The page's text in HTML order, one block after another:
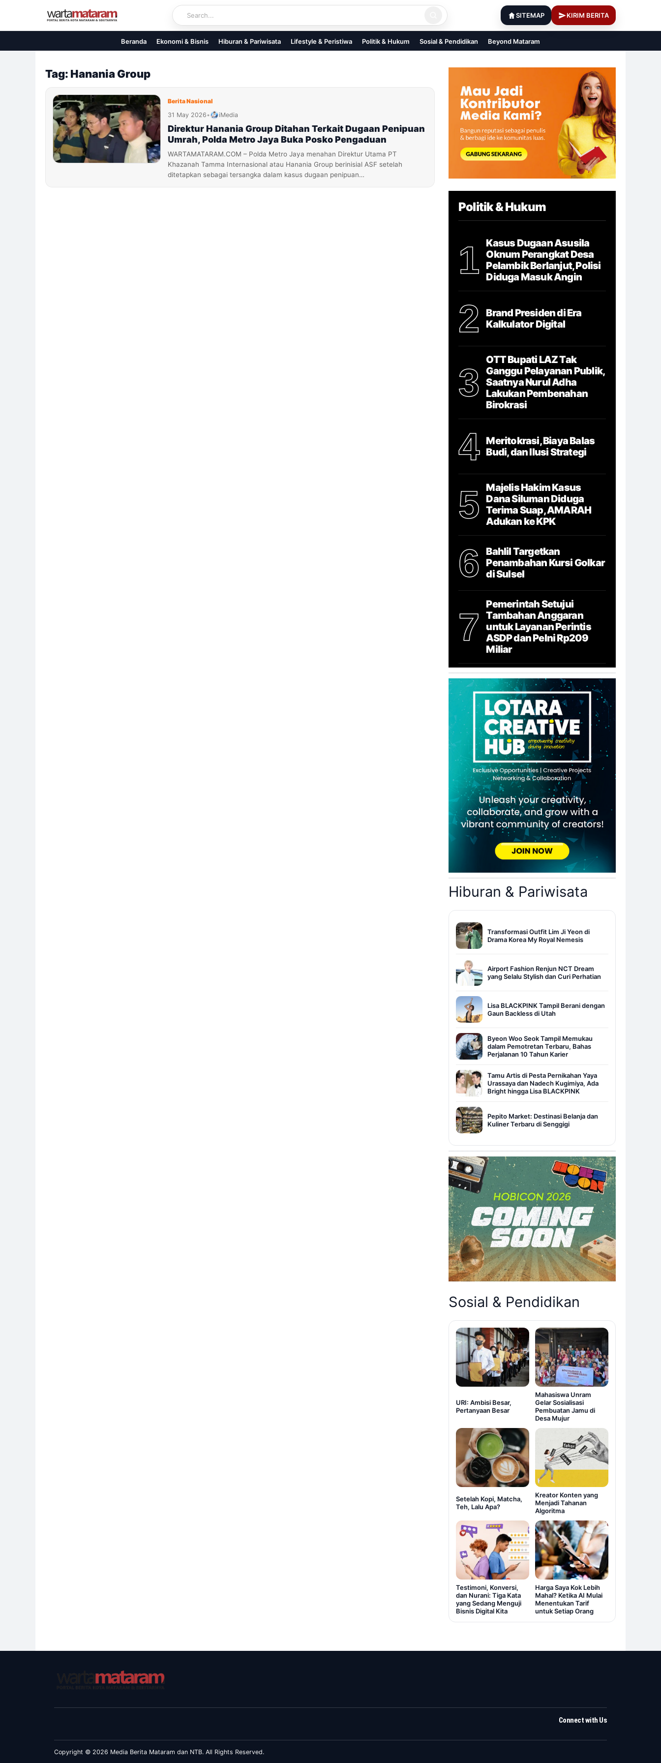
content
SITEMAP KIRIM BERITA
Beranda Ekonomi & Bisnis Hiburan & Pariwisata Lifestyle & Peristiwa Politik & Hukum Sosial & Pendidikan Beyond Mataram
Tag: Hanania Group
Berita Nasional
31 May 2026• iMedia
Direktur Hanania Group Ditahan Terkait Dugaan Penipuan
Umrah, Polda Metro Jaya Buka Posko Pengaduan
WARTAMATARAM.COM – Polda Metro Jaya menahan Direktur Utama PT
Khazanah Tamma Internasional atau Hanania Group berinisial ASF setelah
ditetapkan sebagai tersangka dalam kasus dugaan penipuan…
Politik & Hukum
1
Kasus Dugaan Asusila
Oknum Perangkat Desa
Pelambik Berlanjut, Polisi
Diduga Masuk Angin
2
Brand Presiden di Era
Kalkulator Digital
3
OTT Bupati LAZ Tak
Ganggu Pelayanan Publik,
Saatnya Nurul Adha
Lakukan Pembenahan
Birokrasi
4
Meritokrasi, Biaya Balas
Budi, dan Ilusi Strategi
5
Majelis Hakim Kasus
Dana Siluman Diduga
Terima Suap, AMARAH
Adukan ke KPK
6
Bahlil Targetkan
Penambahan Kursi Golkar
di Sulsel
7
Pemerintah Setujui
Tambahan Anggaran
untuk Layanan Perintis
ASDP dan Pelni Rp209
Miliar
Hiburan & Pariwisata
Transformasi Outfit Lim Ji Yeon di
Drama Korea My Royal Nemesis
Airport Fashion Renjun NCT Dream
yang Selalu Stylish dan Curi Perhatian
Lisa BLACKPINK Tampil Berani dengan
Gaun Backless di Utah
Byeon Woo Seok Tampil Memukau
dalam Pemotretan Terbaru, Bahas
Perjalanan 10 Tahun Karier
Tamu Artis di Pesta Pernikahan Yaya
Urassaya dan Nadech Kugimiya, Ada
Bright hingga Lisa BLACKPINK
Pepito Market: Destinasi Belanja dan
Kuliner Terbaru di Senggigi
Sosial & Pendidikan
URI: Ambisi Besar,
Pertanyaan Besar
Mahasiswa Unram
Gelar Sosialisasi
Pembuatan Jamu di
Desa Mujur
Setelah Kopi, Matcha,
Teh, Lalu Apa?
Kreator Konten yang
Menjadi Tahanan
Algoritma
Testimoni, Konversi,
dan Nurani: Tiga Kata
yang Sedang Menguji
Bisnis Digital Kita
Harga Saya Kok Lebih
Mahal? Ketika AI Mulai
Menentukan Tarif
untuk Setiap Orang
Connect with Us
Copyright © 2026 Media Berita Mataram dan NTB. All Rights Reserved.